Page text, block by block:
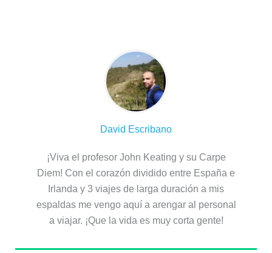
David Escribano
¡Viva el profesor John Keating y su Carpe
Diem! Con el corazón dividido entre España e
Irlanda y 3 viajes de larga duración a mis
espaldas me vengo aquí a arengar al personal
a viajar. ¡Que la vida es muy corta gente!